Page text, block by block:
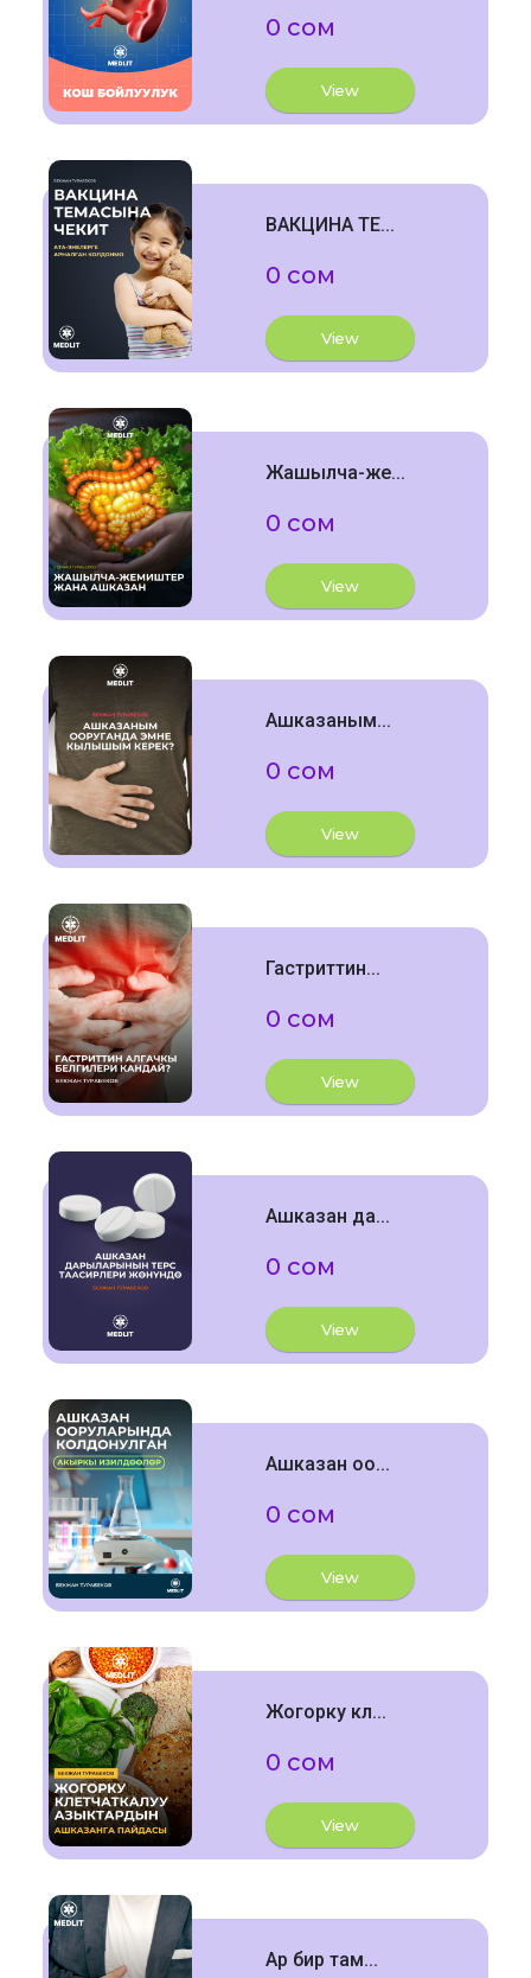
0 сом
View
ВАКЦИНА ТЕ...
0 сом
View
Жашылча-же...
0 сом
View
Ашказаным...
0 сом
View
Гастриттин...
0 сом
View
Ашказан да...
0 сом
View
Ашказан оо...
0 сом
View
Жогорку кл...
0 сом
View
Ар бир там...